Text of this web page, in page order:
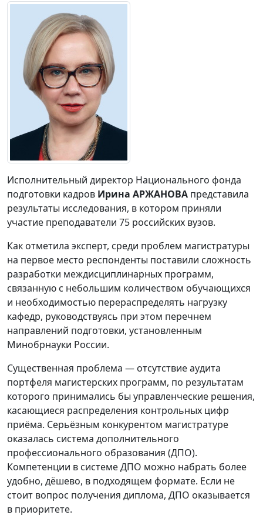
Исполнительный директор Национального фонда
подготовки кадров Ирина АРЖАНОВА представила
результаты исследования, в котором приняли
участие преподаватели 75 российских вузов.
Как отметила эксперт, среди проблем магистратуры
на первое место респонденты поставили сложность
разработки междисциплинарных программ,
связанную с небольшим количеством обучающихся
и необходимостью перераспределять нагрузку
кафедр, руководствуясь при этом перечнем
направлений подготовки, установленным
Минобрнауки России.
Существенная проблема — отсутствие аудита
портфеля магистерских программ, по результатам
которого принимались бы управленческие решения,
касающиеся распределения контрольных цифр
приёма. Серьёзным конкурентом магистратуре
оказалась система дополнительного
профессионального образования (ДПО).
Компетенции в системе ДПО можно набрать более
удобно, дёшево, в подходящем формате. Если не
стоит вопрос получения диплома, ДПО оказывается
в приоритете.